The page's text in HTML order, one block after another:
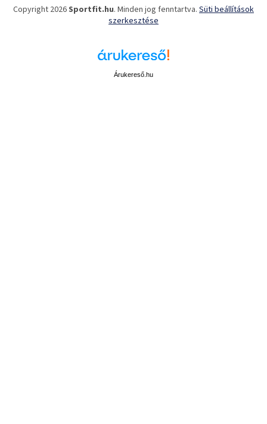
Copyright 2026Sportfit.hu. Minden jog fenntartva. Süti beállítások
szerkesztése
Árukereső.hu